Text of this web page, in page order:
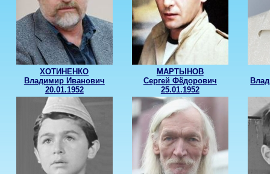
ХОТИНЕНКО
Владимир Иванович
20.01.1952
МАРТЫНОВ
Сергей Фёдорович
25.01.1952